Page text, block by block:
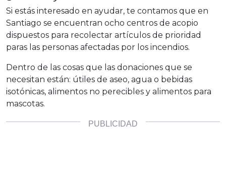
Si estás interesado en ayudar, te contamos que en
Santiago se encuentran ocho centros de acopio
dispuestos para recolectar artículos de prioridad
paras las personas afectadas por los incendios.
Dentro de las cosas que las donaciones que se
necesitan están: útiles de aseo, agua o bebidas
isotónicas, alimentos no perecibles y alimentos para
mascotas.